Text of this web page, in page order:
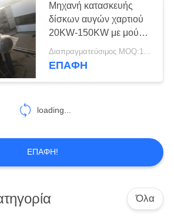
Μηχανή κατασκευής
δίσκων αυγών χαρτιού
20KW-150KW με μούλα
ABS / μούλα αλουμινίου
Διαπραγματεύσιμος MOQ:1 Σετ
ΕΠΑΦΉ
loading...
ΕΠΑΦΉ!
Όλα